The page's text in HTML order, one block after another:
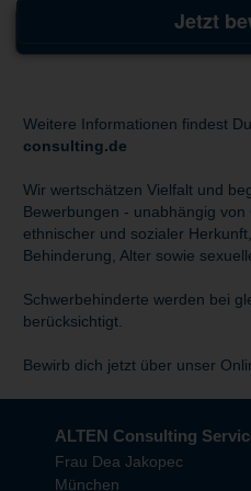
Jetzt
Weitere Informationen findest
consulting.de
Wir wertschätzen Vielfalt und
Bewerbungen - unabhängig von
ethnischer und sozialer
Behinderung, Alter sowie
Schwerbehinderte werden bei
berücksichtigt.
Bewirb dich jetzt über unser
ALTEN Consulting
Frau Dea Jakopec
München